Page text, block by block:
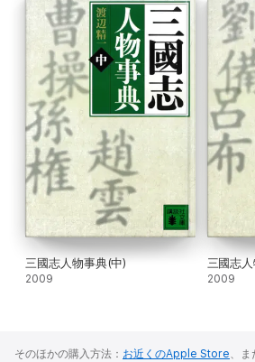
三國志人物事典(中)
2009
三國志
2009
そのほかの購入方法： お近くのApple Store、ま